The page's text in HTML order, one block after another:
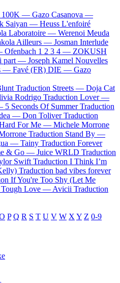
100K — Gazo Casanova —
Saiyan — Heuss L'enfoiré
Laboratoire — Werenoi Meuda
Ailleurs — Josman Interlude
Ofenbach 1 2 3 4 — ZOKUSH
part — Joseph Kamel Nouvelles
— Favé (FR) DIE — Gazo
Traduction Streets — Doja Cat
Rodrigo Traduction Lover —
5 Seconds Of Summer Traduction
— Don Toliver Traduction
For Me — Michele Morrone
Traduction Stand By —
— Tainy Traduction Forever
& Go — Juice WRLD Traduction
Swift Traduction I Think I’m
Traduction bad vibes forever
If You're Too Shy (Let Me
Tough Love — Avicii Traduction
P Q R S T U V W X Y Z 0-9